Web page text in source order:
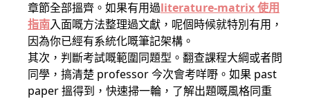
章節全部搵齊。如果有用過literature-matrix 使用
指南入面嘅方法整理過文獻，呢個時候就特別有用，
因為你已經有系統化嘅筆記架構。
其次，判斷考試嘅範圍同題型。翻查課程大綱或者問
同學，搞清楚 professor 今次會考咩嘢。如果 past
paper 搵得到，快速掃一輪，了解出題嘅風格同重